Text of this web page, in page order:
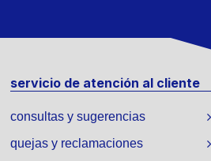
servicio de atención al cliente
consultas y sugerencias
quejas y reclamaciones